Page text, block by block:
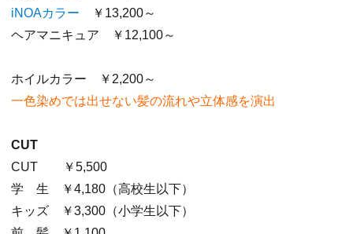
iNOAカラー ￥13,200～
ヘアマニキュア ￥12,100～
ホイルカラー ￥2,200～
一色染めでは出せない髪の流れや立体感を演出
CUT
CUT ￥5,500
学 生 ￥4,180（高校生以下）
キッズ ￥3,300（小学生以下）